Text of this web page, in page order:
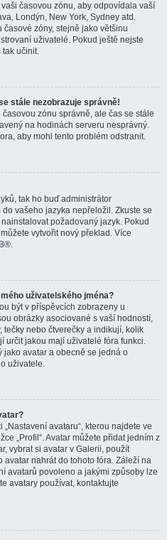
časovou zónu, aby odpovídala vaší
Londýn, New York, Sydney atd.
zóny, stejně jako většinu
uživatelé. Pokud ještě nejste
tak učinit.
stále nezobrazuje správně!
zónu správně, ale čas se stále
na hodinách serveru nesprávný.
aby mohl tento problém odstranit.
tak ho buď administrátor
vašeho jazyka nepřeložil. Zkuste se
požadovaný jazyk. Pokud
vytvořit nový překlad. Více
®.
uživatelského jména?
být v příspěvcích zobrazeny u
obrázky asociované s vaší hodností,
tečky nebo čtverečky a indikují, kolik
určit jakou mají uživatelé fóra funkci.
jako avatar a obecně se jedná o
uživatele.
avataru“, kterou najdete ve
„Profil“. Avatar můžete přidat jedním z
vybrat si avatar v Galerii, použít
nahrát do tohoto fóra. Záleží na
avatarů povoleno a jakými způsoby lze
avatary používat, kontaktujte